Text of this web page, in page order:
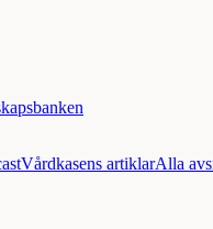
Vårdkasens artiklarAlla